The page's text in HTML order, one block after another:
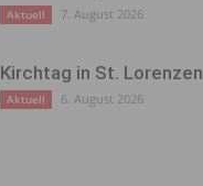
Aktuell 7. August 2026
Kirchtag in St. Lorenzen
Aktuell 6. August 2026